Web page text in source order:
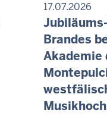
17.07.2026
Brandes
Akademie